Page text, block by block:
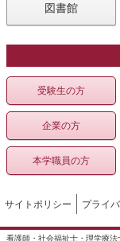
図書館
受験生の方
企業の方
本学職員の方
サイトポリシー プライ
看護師・社会福祉士・理学療